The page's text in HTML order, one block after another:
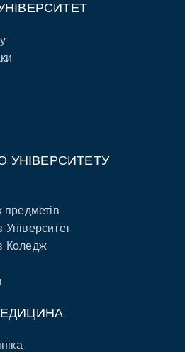
УНІВЕРСИТЕТУ
предметів
Коледж